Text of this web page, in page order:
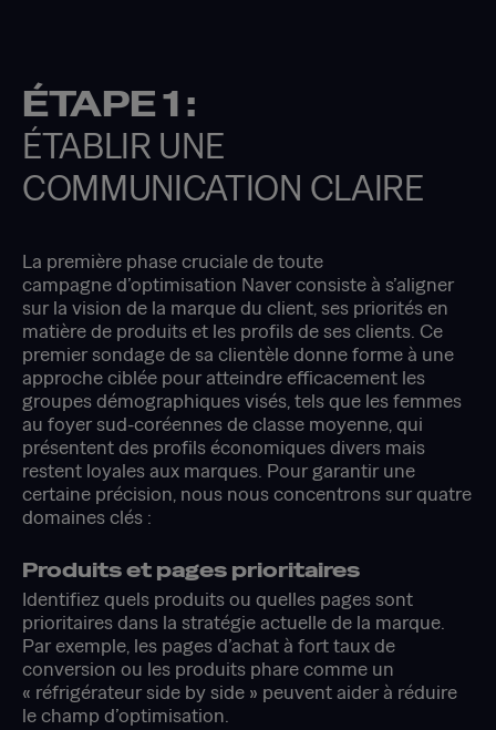
ÉTAPE 1 :
ÉTABLIR UNE
COMMUNICATION CLAIRE
La première phase cruciale de toute
campagne d’optimisation Naver consiste à s’aligner
sur la vision de la marque du client, ses priorités en
matière de produits et les profils de ses clients. Ce
premier sondage de sa clientèle donne forme à une
approche ciblée pour atteindre efficacement les
groupes démographiques visés, tels que les femmes
au foyer sud-coréennes de classe moyenne, qui
présentent des profils économiques divers mais
restent loyales aux marques. Pour garantir une
certaine précision, nous nous concentrons sur quatre
domaines clés :
Produits et pages prioritaires
Identifiez quels produits ou quelles pages sont
prioritaires dans la stratégie actuelle de la marque.
Par exemple, les pages d’achat à fort taux de
conversion ou les produits phare comme un
« réfrigérateur side by side » peuvent aider à réduire
le champ d’optimisation.